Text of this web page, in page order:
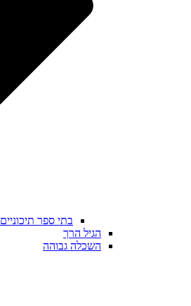
בתי ספר תיכוניים
הגיל הרך
השכלה גבוהה